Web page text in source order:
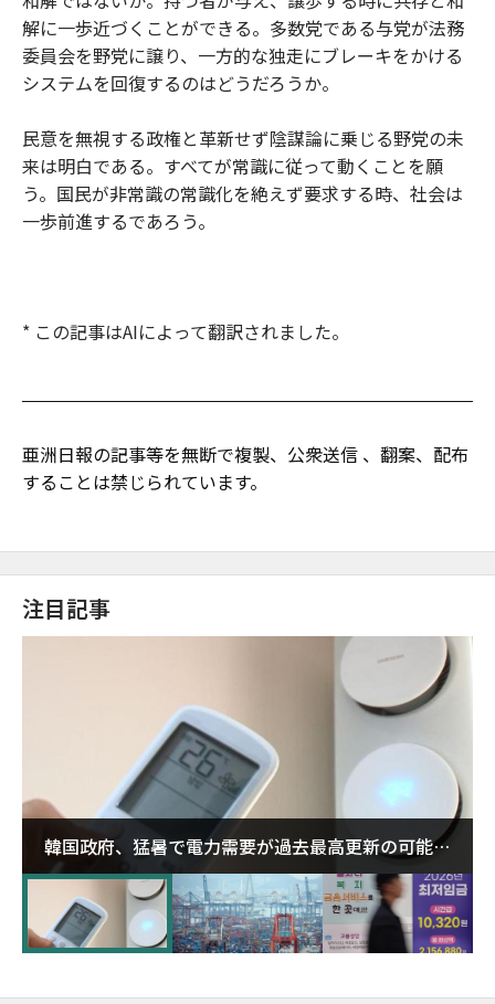
解に一歩近づくことができる。多数党である与党が法務
委員会を野党に譲り、一方的な独走にブレーキをかける
システムを回復するのはどうだろうか。
民意を無視する政権と革新せず陰謀論に乗じる野党の未
来は明白である。すべてが常識に従って動くことを願
う。国民が非常識の常識化を絶えず要求する時、社会は
一歩前進するであろう。
* この記事はAIによって翻訳されました。
亜洲日報の記事等を無断で複製、公衆送信 、翻案、配布
することは禁じられています。
注目記事
韓国政府、猛暑で電力需要が過去最高更新の可能性
に需給対応体制を点検